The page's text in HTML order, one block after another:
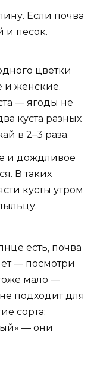
Если почва
и песок.
цветки
и женские.
— ягоды не
куста разных
в 2–3 раза.
и дождливое
В таких
кусты утром
есть, почва
— посмотри
мало —
подходит для
сорта:
— они